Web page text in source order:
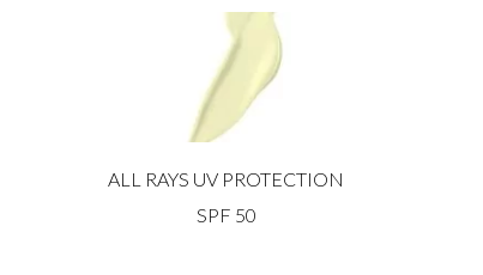
ALL RAYS UV PROTECTION
SPF 50